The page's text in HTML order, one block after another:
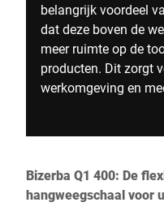
belangrijk voordeel
dat deze boven de
meer ruimte op de
producten. Dit zorgt
werkomgeving en
Bizerba Q1 400: De
hangweegschaal voor